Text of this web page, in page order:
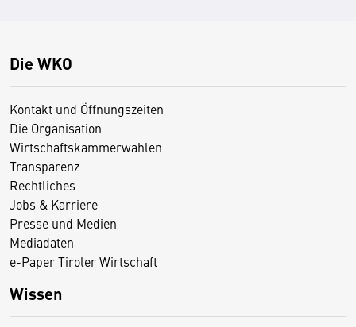
Die WKO
Kontakt und Öffnungszeiten
Die Organisation
Wirtschaftskammerwahlen
Transparenz
Rechtliches
Jobs & Karriere
Presse und Medien
Mediadaten
e-Paper Tiroler Wirtschaft
Wissen